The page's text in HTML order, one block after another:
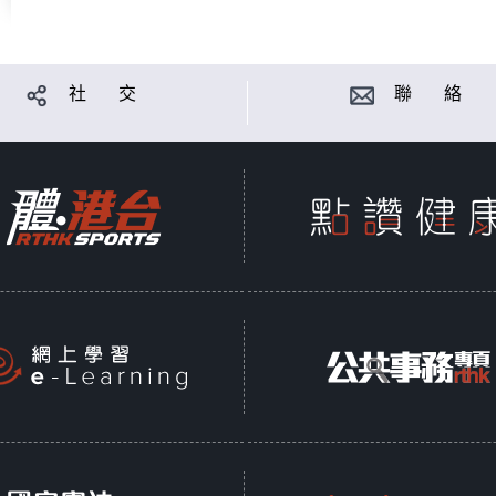
社 交 聯 絡